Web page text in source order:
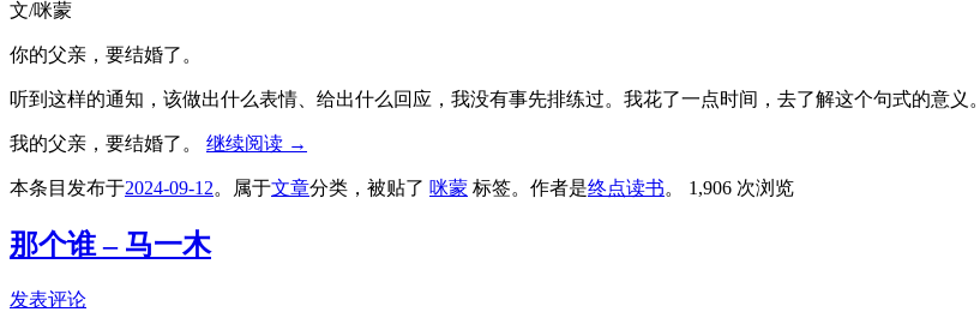
文/咪蒙
你的父亲，要结婚了。
听到这样的通知，该做出什么表情、给出什么回应，我没有事先排练过。我花了一点时间，去了解这个句式的意义。
我的父亲，要结婚了。 继续阅读 →
本条目发布于2024-09-12。属于文章分类，被贴了 咪蒙 标签。 作者是终点读书。 1,906 次浏览
那个谁 – 马一木
发表评论